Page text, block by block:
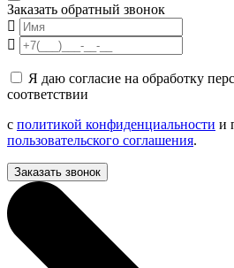
Заказать обратный звонок
Я даю согласие на обработку
соответствии
с политикой конфиденциальности и
пользовательского соглашения.
Заказать звонок